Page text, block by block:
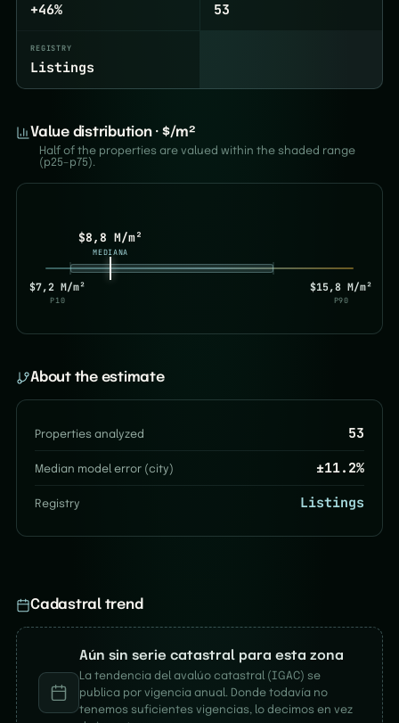
+46% 53
REGISTRY
Listings
Value distribution · $/m²
Half of the properties are valued within the shaded range
(p25–p75).
$7,2 M/m²
P10
$8,8 M/m²
MEDIANA
$15,8 M/m²
P90
About the estimate
Properties analyzed 53
Median model error (city) ±11.2%
Registry Listings
Cadastral trend
Aún sin serie catastral para esta zona
La tendencia del avalúo catastral (IGAC) se
publica por vigencia anual. Donde todavía no
tenemos suficientes vigencias, lo decimos en vez